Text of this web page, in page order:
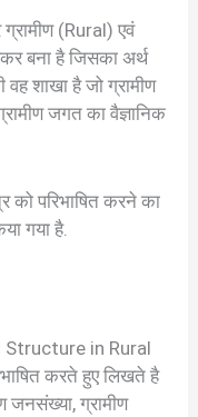
ग्रामीण (Rural) एवं
बना है जिसका अर्थ
शाखा है जो ग्रामीण
जगत का वैज्ञानिक
परिभाषित करने का
गया है.
Structure in Rural
करते हुए लिखते है
जनसंख्या, ग्रामीण